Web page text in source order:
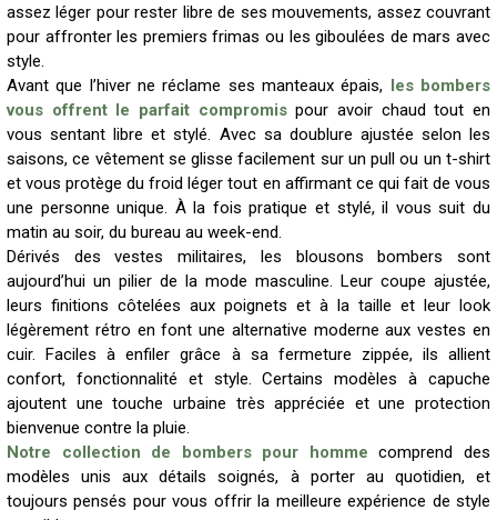
assez léger pour rester libre de ses mouvements, assez couvrant
pour affronter les premiers frimas ou les giboulées de mars avec
style.
Avant que l’hiver ne réclame ses manteaux épais, les bombers
vous offrent le parfait compromispour avoir chaud tout en
vous sentant libre et stylé. Avec sa doublure ajustée selon les
saisons, ce vêtement se glisse facilement sur un pull ou un t-shirt
et vous protège du froid léger tout en affirmant ce qui fait de vous
une personne unique. À la fois pratique et stylé, il vous suit du
matin au soir, du bureau au week-end.
Dérivés des vestes militaires, les blousons bombers sont
aujourd’hui un pilier de la mode masculine. Leur coupe ajustée,
leurs finitions côtelées aux poignets et à la taille et leur look
légèrement rétro en font une alternative moderne aux vestes en
cuir. Faciles à enfiler grâce à sa fermeture zippée, ils allient
confort, fonctionnalité et style. Certains modèles à capuche
ajoutent une touche urbaine très appréciée et une protection
bienvenue contre la pluie.
Notre collection de bombers pour homme comprend des
modèles unis aux détails soignés, à porter au quotidien, et
toujours pensés pour vous offrir la meilleure expérience de style